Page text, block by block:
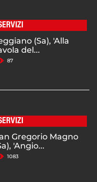
(Sa), 'Alla
del...
87
Gregorio Magno
'Angio...
1083